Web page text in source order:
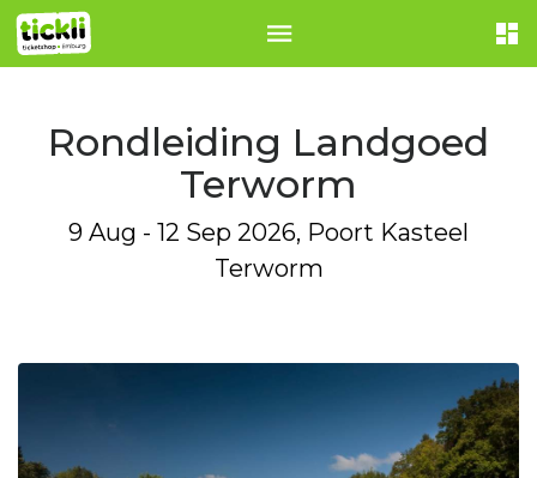
Rondleiding Landgoed
Terworm
9 Aug - 12 Sep 2026, Poort Kasteel
Terworm